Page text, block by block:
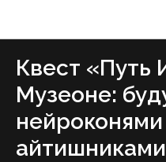
Квест «Путь
Музеоне:
айтишниками